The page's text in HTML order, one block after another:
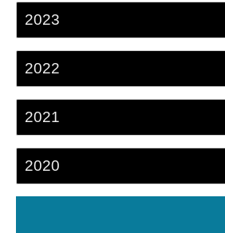
2023
2022
2021
2020